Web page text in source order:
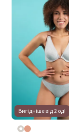
Вигідніше від 2 од!